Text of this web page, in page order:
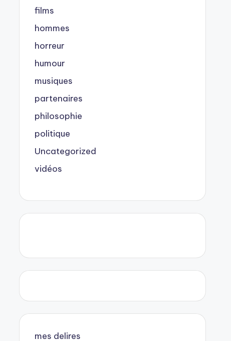
films
hommes
horreur
humour
musiques
partenaires
philosophie
politique
Uncategorized
vidéos
mes delires